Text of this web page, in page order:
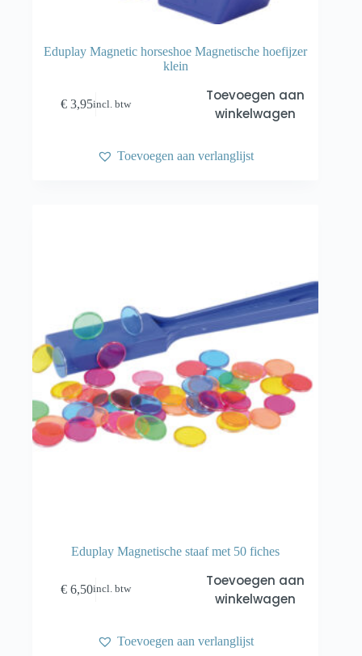
Eduplay Magnetic horseshoe Magnetische hoefijzer
klein
€ 3,95incl. btw
Toevoegen aan
winkelwagen
Toevoegen aan verlanglijst
Eduplay Magnetische staaf met 50 fiches
€ 6,50incl. btw
Toevoegen aan
winkelwagen
Toevoegen aan verlanglijst